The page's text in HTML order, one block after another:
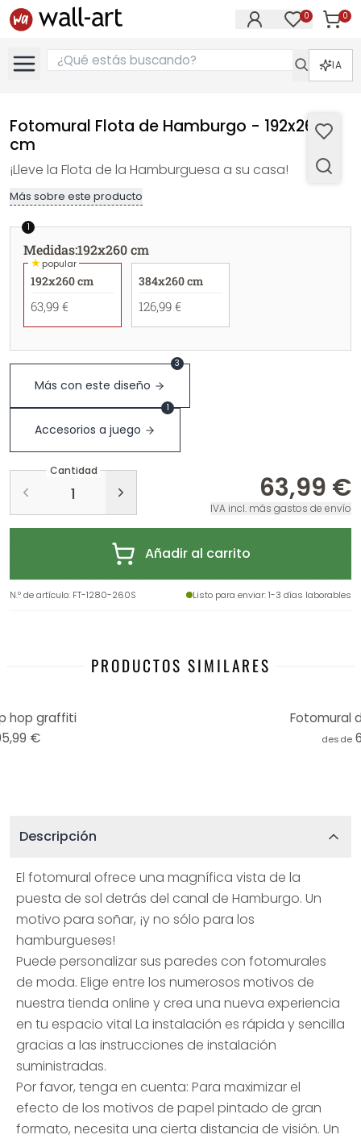
0 0
IA
Fotomural Flota de Hamburgo - 192x260
cm
¡Lleve la Flota de la Hamburguesa a su casa!
Más sobre este producto
1
Medidas:192x260 cm
★popular
192x260 cm
63,99 €
384x260 cm
126,99 €
Más con este diseño
3
Accesorios a juego
1
Cantidad
63,99 €
IVA incl. más gastos de envío
Añadir al carrito
N.º de artículo: FT-1280-260S Listo para enviar: 1-3 días laborables
PRODUCTOS SIMILARES
hop graffiti
€
Fotomural
desde
Descripción
El fotomural ofrece una magnífica vista de la
puesta de sol detrás del canal de Hamburgo. Un
motivo para soñar, ¡y no sólo para los
hamburgueses!
Puede personalizar sus paredes con fotomurales
de moda. Elige entre los numerosos motivos de
nuestra tienda online y crea una nueva experiencia
en tu espacio vital La instalación es rápida y sencilla
gracias a las instrucciones de instalación
suministradas.
Por favor, tenga en cuenta: Para maximizar el
efecto de los motivos de papel pintado de gran
formato, necesita una cierta distancia de visión. Un